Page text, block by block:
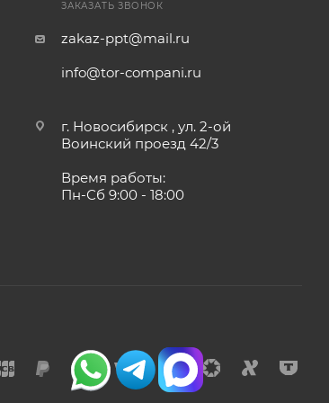
ЗАКАЗАТЬ ЗВОНОК
zakaz-ppt@mail.ru
info@tor-compani.ru
г. Новосибирск , ул. 2-ой
Воинский проезд 42/3
Время работы:
Пн-Сб 9:00 - 18:00